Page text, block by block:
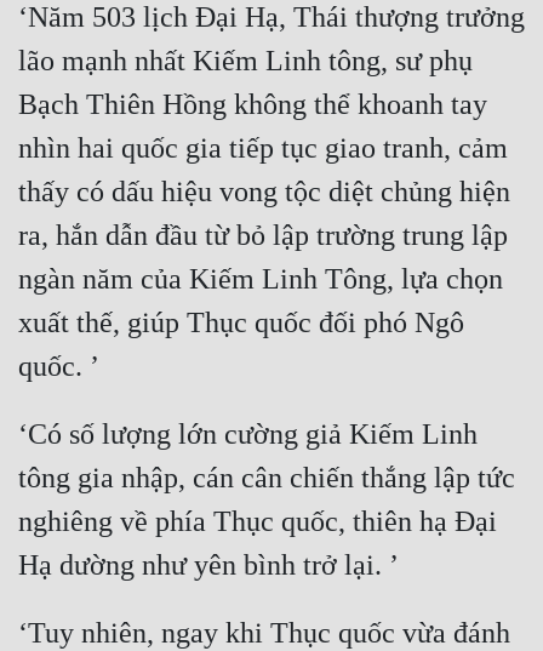
‘Năm 503 lịch Đại Hạ, Thái thượng trưởng
lão mạnh nhất Kiếm Linh tông, sư phụ
Bạch Thiên Hồng không thể khoanh tay
nhìn hai quốc gia tiếp tục giao tranh, cảm
thấy có dấu hiệu vong tộc diệt chủng hiện
ra, hắn dẫn đầu từ bỏ lập trường trung lập
ngàn năm của Kiếm Linh Tông, lựa chọn
xuất thế, giúp Thục quốc đối phó Ngô
‘Có số lượng lớn cường giả Kiếm Linh
tông gia nhập, cán cân chiến thắng lập tức
nghiêng về phía Thục quốc, thiên hạ Đại
‘Tuy nhiên, ngay khi Thục quốc vừa đánh